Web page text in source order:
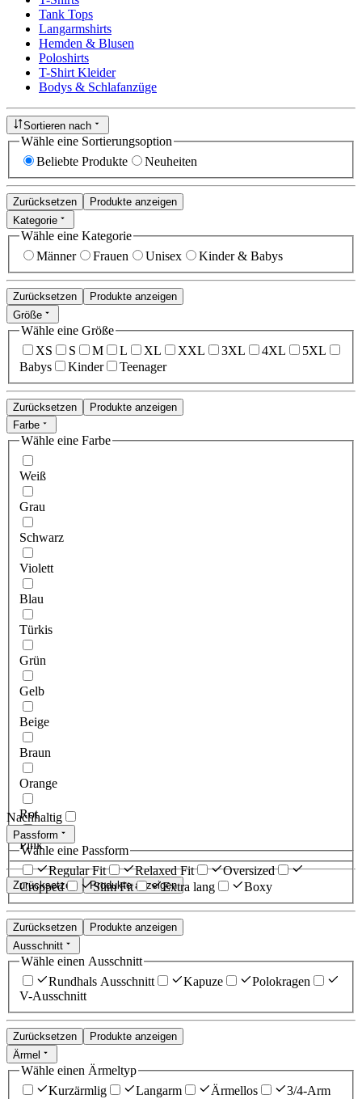
Tank Tops
Langarmshirts
Hemden & Blusen
Poloshirts
T-Shirt Kleider
Bodys & Schlafanzüge
Sortieren nach
Wähle eine Sortierungsoption
Beliebte Produkte
Neuheiten
Zurücksetzen
Produkte anzeigen
Kategorie
Wähle eine Kategorie
Männer
Frauen Unisex Kinder & Babys
Zurücksetzen
Produkte anzeigen
Größe
Wähle eine Größe
XS
S M L XL XXL 3XL 4XL
5XL
Babys
Kinder Teenager
Zurücksetzen
Produkte anzeigen
Farbe
Wähle eine Farbe
Weiß
Grau
Schwarz
Violett
Blau
Türkis
Grün
Gelb
Beige
Braun
Orange
Rot
Pink
Zurücksetzen Produkte anzeigen
Nachhaltig
Passform
Wähle eine Passform
Regular Fit
Relaxed Fit
Oversized
Cropped
Slim Fit Extra lang Boxy
Zurücksetzen
Produkte anzeigen
Ausschnitt
Wähle einen Ausschnitt
Rundhals Ausschnitt
Kapuze
Polokragen
V-Ausschnitt
Zurücksetzen
Produkte anzeigen
Ärmel
Wähle einen Ärmeltyp
Kurzärmlig
Langarm Ärmellos 3/4-Arm